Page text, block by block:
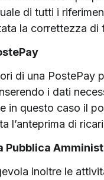
di tutti i
la correttezza di
di una PostePay
i dati
in questo caso il
l’anteprima di
Pubblica
inoltre le